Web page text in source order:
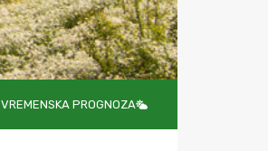
VREMENSKA PROGNOZA